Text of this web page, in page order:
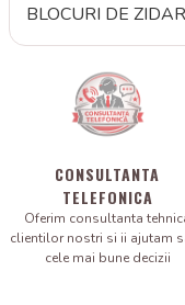
BLOCURI DE
CONSULTANTA
TELEFONICA
Oferim consultanta
clientilor nostri si ii ajutam
cele mai bune decizii